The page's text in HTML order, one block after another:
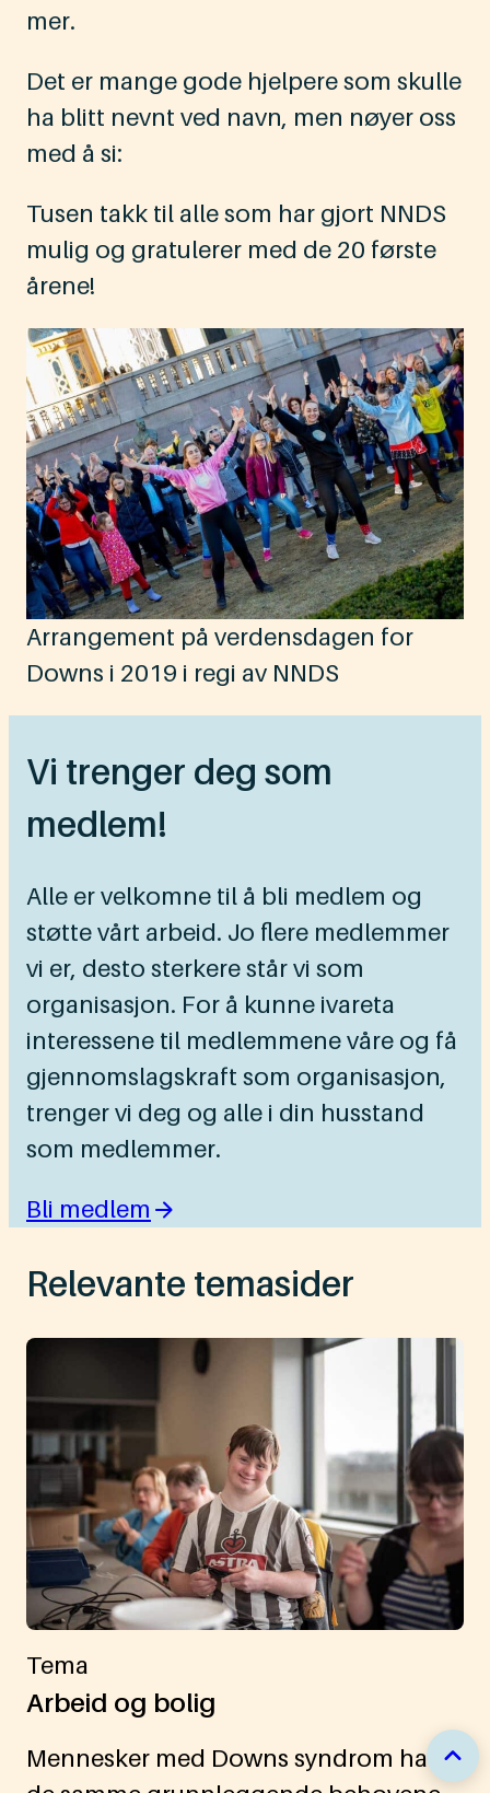
mer.
Det er mange gode hjelpere som skulle
ha blitt nevnt ved navn, men nøyer oss
med å si:
Tusen takk til alle som har gjort NNDS
mulig og gratulerer med de 20 første
årene!
Arrangement på verdensdagen for
Downs i 2019 i regi av NNDS
Vi trenger deg som
medlem!
Alle er velkomne til å bli medlem og
støtte vårt arbeid. Jo flere medlemmer
vi er, desto sterkere står vi som
organisasjon. For å kunne ivareta
interessene til medlemmene våre og få
gjennomslagskraft som organisasjon,
trenger vi deg og alle i din husstand
som medlemmer.
Bli medlem
Relevante temasider
Tema
Arbeid og bolig
Mennesker med Downs syndrom har